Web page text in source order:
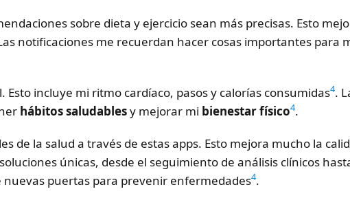
sobre dieta y ejercicio sean más precisas. Esto
notificaciones me recuerdan hacer cosas importantes para
Esto incluye mi ritmo cardíaco, pasos y calorías consumidas4.
hábitos saludablesy mejorar mi bienestar físico4.
de la salud a través de estas apps. Esto mejora mucho la
únicas, desde el seguimiento de análisis clínicos
puertas para prevenir enfermedades4.